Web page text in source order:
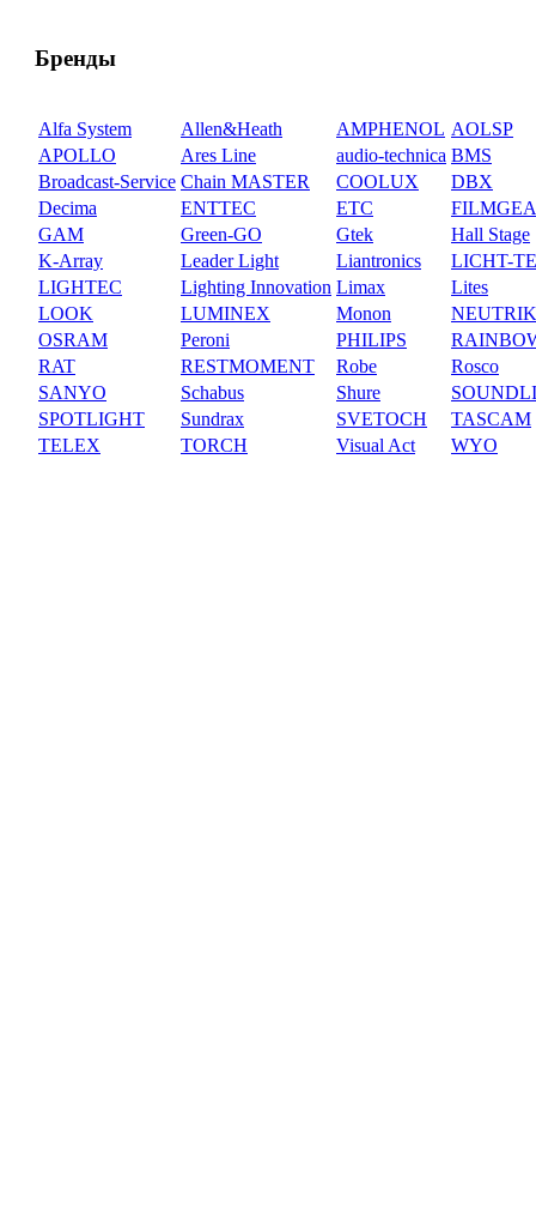
Бренды
Alfa System Allen&Heath AMPHENOL AOLSP
APOLLO
Ares Line audio-technica BMS
Broadcast-Service Chain MASTER COOLUX
DBX
Decima
ENTTEC ETC
GAM
Green-GO Gtek
Hall Stage
K-Array
Leader Light Liantronics
LICHT-
LIGHTEC
Lighting Innovation Limax
Lites
LOOK
LUMINEX Monon
NEUTRIK
OSRAM
Peroni PHILIPS
RAT
RESTMOMENT Robe
Rosco
SANYO
Schabus Shure
SPOTLIGHT
Sundrax SVETOCH
TASCAM
TELEX
TORCH Visual Act WYO